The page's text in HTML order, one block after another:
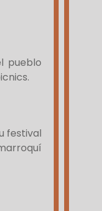
pueblo
festival